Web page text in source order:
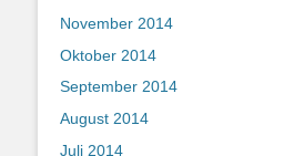
November 2014
Oktober 2014
September 2014
August 2014
Juli 2014